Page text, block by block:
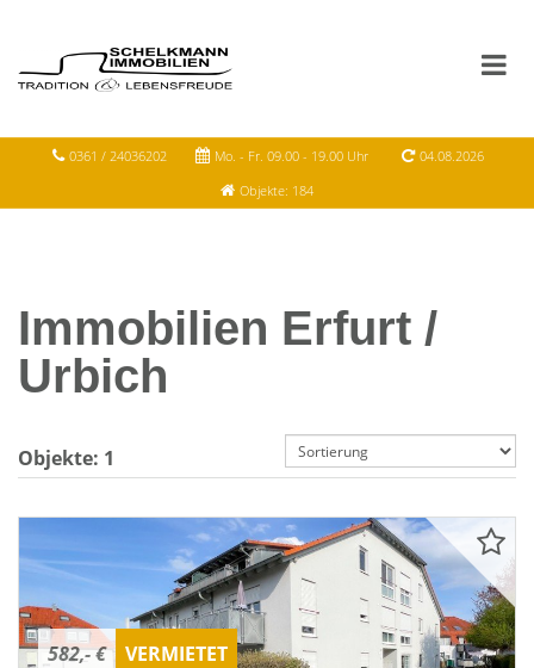
0361 / 24036202 Mo. - Fr. 09.00 - 19.00 Uhr
04.08.2026
Objekte: 184
Immobilien Erfurt /
Urbich
Objekte: 1
582,- € VERMIETET